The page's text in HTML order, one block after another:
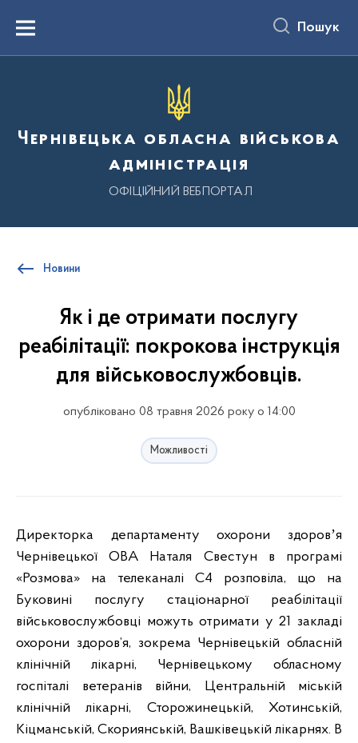
вмістуMenu Пошук
Чернівецька обласна військова
адміністрація
ОФІЦІЙНИЙ ВЕБПОРТАЛ
Новини
Як і де отримати послугу
реабілітації: покрокова інструкція
для військовослужбовців.
опубліковано 08 травня 2026 року о 14:00
Можливості
Директорка департаменту охорони здоровʼя
Чернівецької ОВА Наталя Свестун в програмі
«Розмова» на телеканалі С4 розповіла, що на
Буковині послугу стаціонарної реабілітації
військовослужбовці можуть отримати у 21 закладі
охорони здоров’я, зокрема Чернівецькій обласній
клінічній лікарні, Чернівецькому обласному
госпіталі ветеранів війни, Центральній міській
клінічній лікарні, Сторожинецькій, Хотинській,
Кіцманській, Скориянській, Вашківецькій лікарнях. В